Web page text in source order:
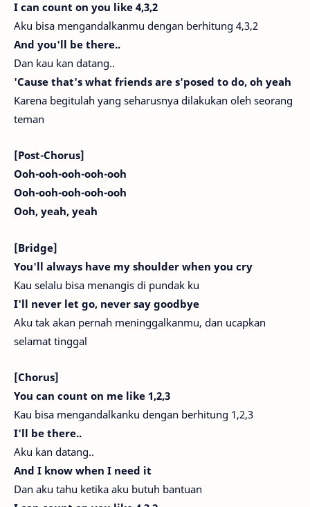
I can count on you like 4,3,2
Aku bisa mengandalkanmu dengan berhitung 4,3,2
And you'll be there..
Dan kau kan datang..
'Cause that's what friends are s'posed to do, oh yeah
Karena begitulah yang seharusnya dilakukan oleh seorang
teman
[Post-Chorus]
Ooh-ooh-ooh-ooh-ooh
Ooh-ooh-ooh-ooh-ooh
Ooh, yeah, yeah
[Bridge]
You'll always have my shoulder when you cry
Kau selalu bisa menangis di pundak ku
I'll never let go, never say goodbye
Aku tak akan pernah meninggalkanmu, dan ucapkan
selamat tinggal
[Chorus]
You can count on me like 1,2,3
Kau bisa mengandalkanku dengan berhitung 1,2,3
I'll be there..
Aku kan datang..
And I know when I need it
Dan aku tahu ketika aku butuh bantuan